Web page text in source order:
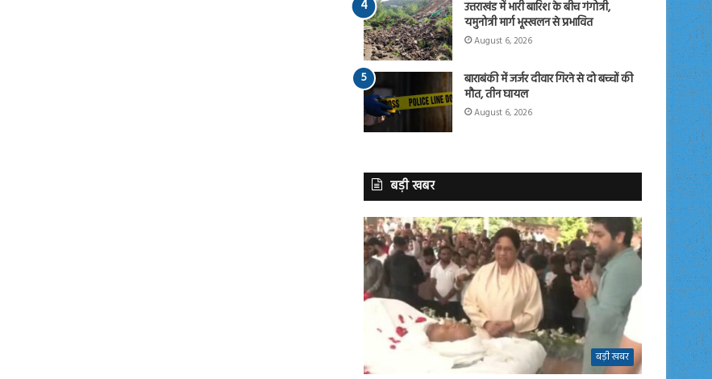
उत्तराखंड में भारी बारिश के बीच गंगोत्री,
यमुनोत्री मार्ग भूस्खलन से प्रभावित
August 6, 2026
बाराबंकी में जर्जर दीवार गिरने से दो बच्चों की
मौत, तीन घायल
August 6, 2026
बड़ी खबर
बड़ी खबर